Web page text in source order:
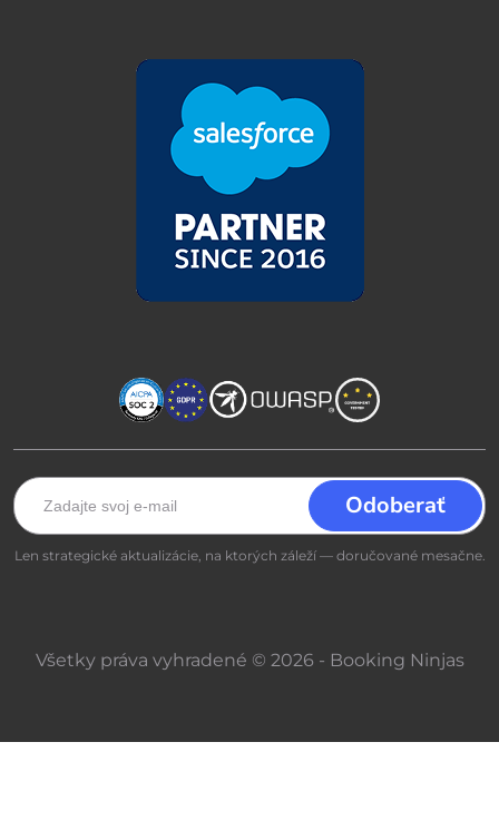
Len strategické aktualizácie, na ktorých záleží — doručované mesačne.
Všetky práva vyhradené © 2026 - Booking Ninjas